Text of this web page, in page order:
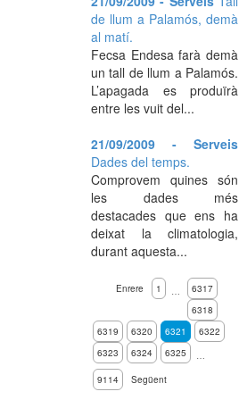
de llum a Palamós, demà
al matí.
Fecsa Endesa farà demà
un tall de llum a Palamós.
L’apagada es produïrà
entre les vuit del...
21/09/2009 - Serveis
Dades del temps.
Comprovem quines són
les dades més
destacades que ens ha
deixat la climatologia,
durant aquesta...
Enrere 1 …
6317
6318
6319
6320 6321
6322
6323
6324 6325
…
9114
Següent